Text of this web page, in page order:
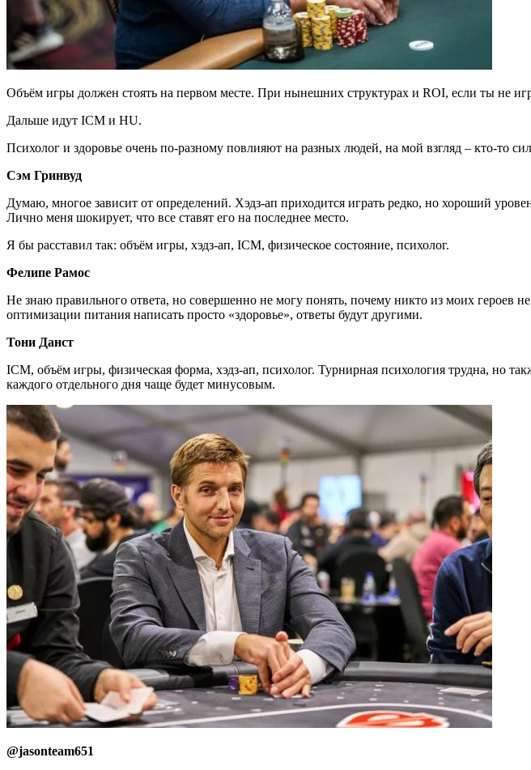
Объём игры должен стоять на первом месте. При нынешних структурах и ROI, если ты не
Дальше идут ICM и HU.
Психолог и здоровье очень по-разному повлияют на разных людей, на мой взгляд – кто-то
Сэм Гринвуд
Думаю, многое зависит от определений. Хэдз-ап приходится играть редко, но хороший
Лично меня шокирует, что все ставят его на последнее место.
Я бы расставил так: объём игры, хэдз-ап, ICM, физическое состояние, психолог.
Фелипе Рамос
Не знаю правильного ответа, но совершенно не могу понять, почему никто из моих героев
оптимизации питания написать просто «здоровье», ответы будут другими.
Тони Данст
ICM, объём игры, физическая форма, хэдз-ап, психолог. Турнирная психология трудна, но
каждого отдельного дня чаще будет минусовым.
@jasonteam651